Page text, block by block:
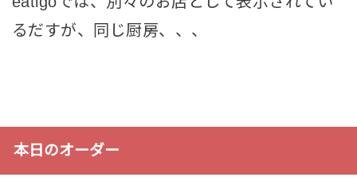
るだすが、同じ厨房、、、
本日のオーダー